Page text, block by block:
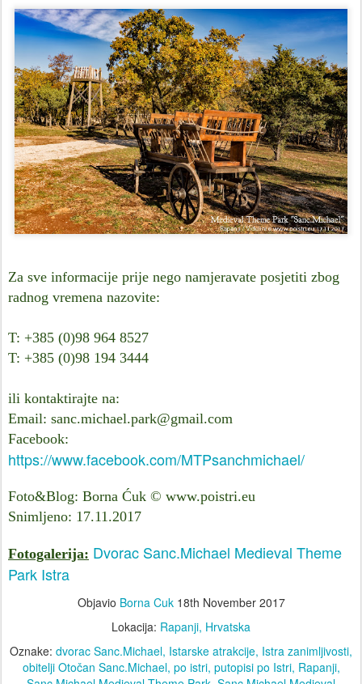
Za sve informacije prije nego namjeravate posjetiti zbog
radnog vremena nazovite:
T: +385 (0)98 964 8527
T: +385 (0)98 194 3444
ili kontaktirajte na:
Email: sanc.michael.park@gmail.com
Facebook:
https://www.facebook.com/MTPsanchmichael/
Foto&Blog: Borna Ćuk © www.poistri.eu
Snimljeno: 17.11.2017
Fotogalerija: Dvorac Sanc.Michael Medieval Theme
Park Istra
Objavio Borna Cuk 18th November 2017
Lokacija: Rapanji, Hrvatska
Oznake: dvorac Sanc.Michael Istarske atrakcije Istra zanimljivosti
obitelji Otočan Sanc.Michael po istri putopisi po Istri Rapanji